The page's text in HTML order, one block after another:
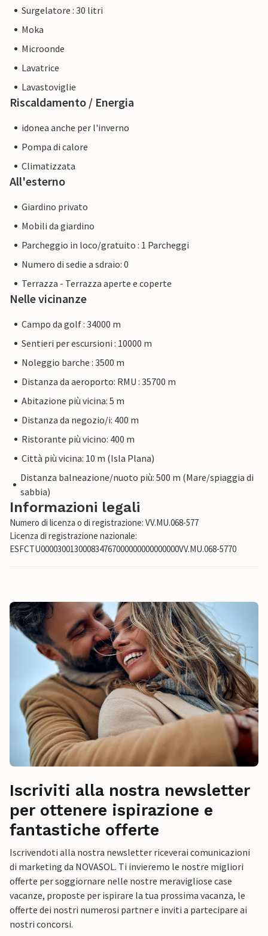
Surgelatore : 30 litri
Moka
Microonde
Lavatrice
Lavastoviglie
Riscaldamento / Energia
idonea anche per l'inverno
Pompa di calore
Climatizzata
All'esterno
Giardino privato
Mobili da giardino
Parcheggio in loco/gratuito : 1 Parcheggi
Numero di sedie a sdraio: 0
Terrazza - Terrazza aperte e coperte
Nelle vicinanze
Campo da golf : 34000 m
Sentieri per escursioni : 10000 m
Noleggio barche : 3500 m
Distanza da aeroporto: RMU : 35700 m
Abitazione più vicina: 5 m
Distanza da negozio/i: 400 m
Ristorante più vicino: 400 m
Città più vicina: 10 m (Isla Plana)
Distanza balneazione/nuoto più: 500 m (Mare/spiaggia di
sabbia)
Informazioni legali
Numero di licenza o di registrazione: VV.MU.068-577
Licenza di registrazione nazionale:
ESFCTU000030013000834767000000000000000VV.MU.068-5770
Iscriviti alla nostra newsletter
per ottenere ispirazione e
fantastiche offerte
Iscrivendoti alla nostra newsletter riceverai comunicazioni
di marketing da NOVASOL. Ti invieremo le nostre migliori
offerte per soggiornare nelle nostre meravigliose case
vacanze, proposte per ispirare la tua prossima vacanza, le
offerte dei nostri numerosi partner e inviti a partecipare ai
nostri concorsi.